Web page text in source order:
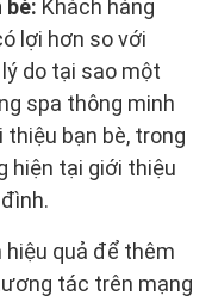
bè: Khách hàng
lợi hơn so với
do tại sao một
spa thông minh
bạn bè, trong
hiện tại giới thiệu
hiệu quả để thêm
tác trên mạng